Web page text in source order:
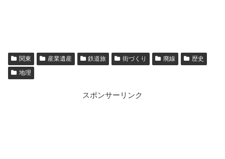
関東 産業遺産 鉄道旅 街づくり 廃線
歴史
地理
スポンサーリンク